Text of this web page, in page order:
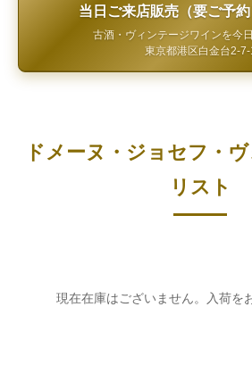
当日ご来店販売（要ご予
古酒・ヴィンテージワインを今
東京都港区白金台2-7-
ドメーヌ・ジョセフ・
リスト
現在在庫はございません。入荷を